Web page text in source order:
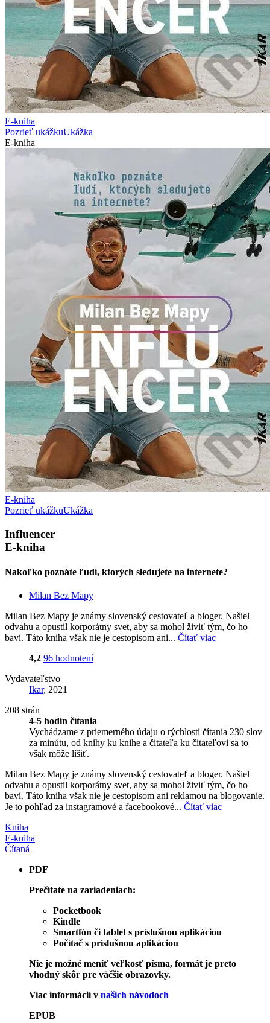
E-kniha
Pozrieť ukážkuUkážka
E-kniha
E-kniha
Pozrieť ukážkuUkážka
Influencer
E-kniha
Nakoľko poznáte ľudí, ktorých sledujete na internete?
Milan Bez Mapy
Milan Bez Mapy je známy slovenský cestovateľ a bloger. Našiel
odvahu a opustil korporátny svet, aby sa mohol živiť tým, čo ho
baví. Táto kniha však nie je cestopisom ani... Čítať viac
4,2 96 hodnotení
Vydavateľstvo
Ikar, 2021
208 strán
4-5 hodín čítania
Vychádzame z priemerného údaju o rýchlosti čítania 230 slov
za minútu, od knihy ku knihe a čitateľa ku čitateľovi sa to
však môže líšiť.
Milan Bez Mapy je známy slovenský cestovateľ a bloger. Našiel
odvahu a opustil korporátny svet, aby sa mohol živiť tým, čo ho
baví. Táto kniha však nie je cestopisom ani reklamou na blogovanie.
Je to pohľad za instagramové a facebookové... Čítať viac
Kniha
E-kniha
Čítaná
PDF
Prečítate na zariadeniach:
Pocketbook
Kindle
Smartfón či tablet s príslušnou aplikáciou
Počítač s príslušnou aplikáciou
Nie je možné meniť veľkosť písma, formát je preto
vhodný skôr pre väčšie obrazovky.
Viac informácií v našich návodoch
EPUB